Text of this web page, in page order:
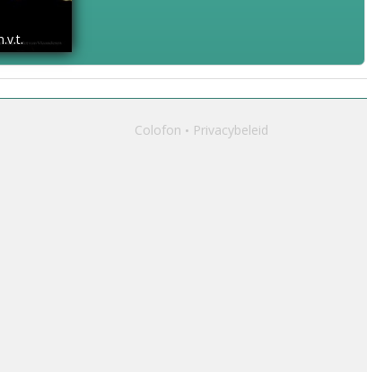
Colofon Privacybeleid